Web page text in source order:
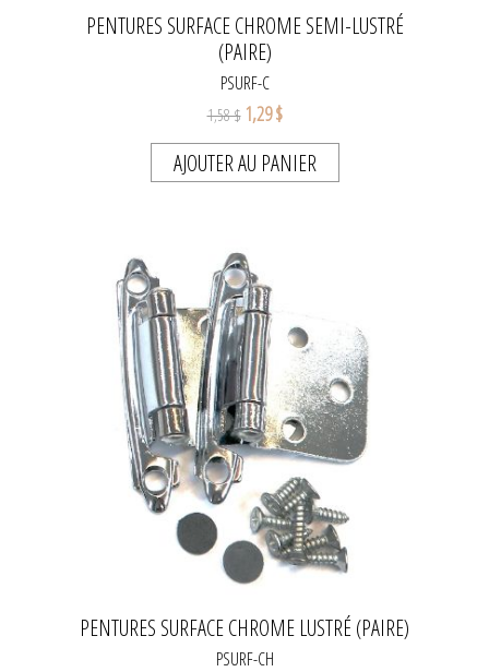
PENTURES SURFACE CHROME SEMI-LUSTRÉ
(PAIRE)
PSURF-C
1,58 $ 1,29 $
AJOUTER AU PANIER
PENTURES SURFACE CHROME LUSTRÉ (PAIRE)
PSURF-CH